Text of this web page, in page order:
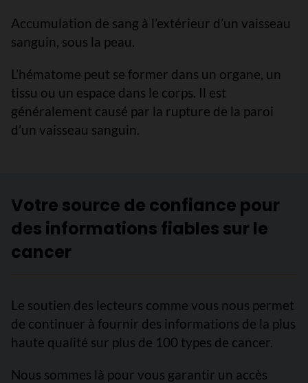
Accumulation de sang à l’extérieur d’un vaisseau
sanguin, sous la peau.
L’hématome peut se former dans un organe, un
tissu ou un espace dans le corps. Il est
généralement causé par la rupture de la paroi
d’un vaisseau sanguin.
Votre source de confiance pour
des informations fiables sur le
cancer
Le soutien des lecteurs comme vous nous permet
de continuer à fournir des informations de la plus
haute qualité sur plus de 100 types de cancer.
Nous sommes là pour vous garantir un accès